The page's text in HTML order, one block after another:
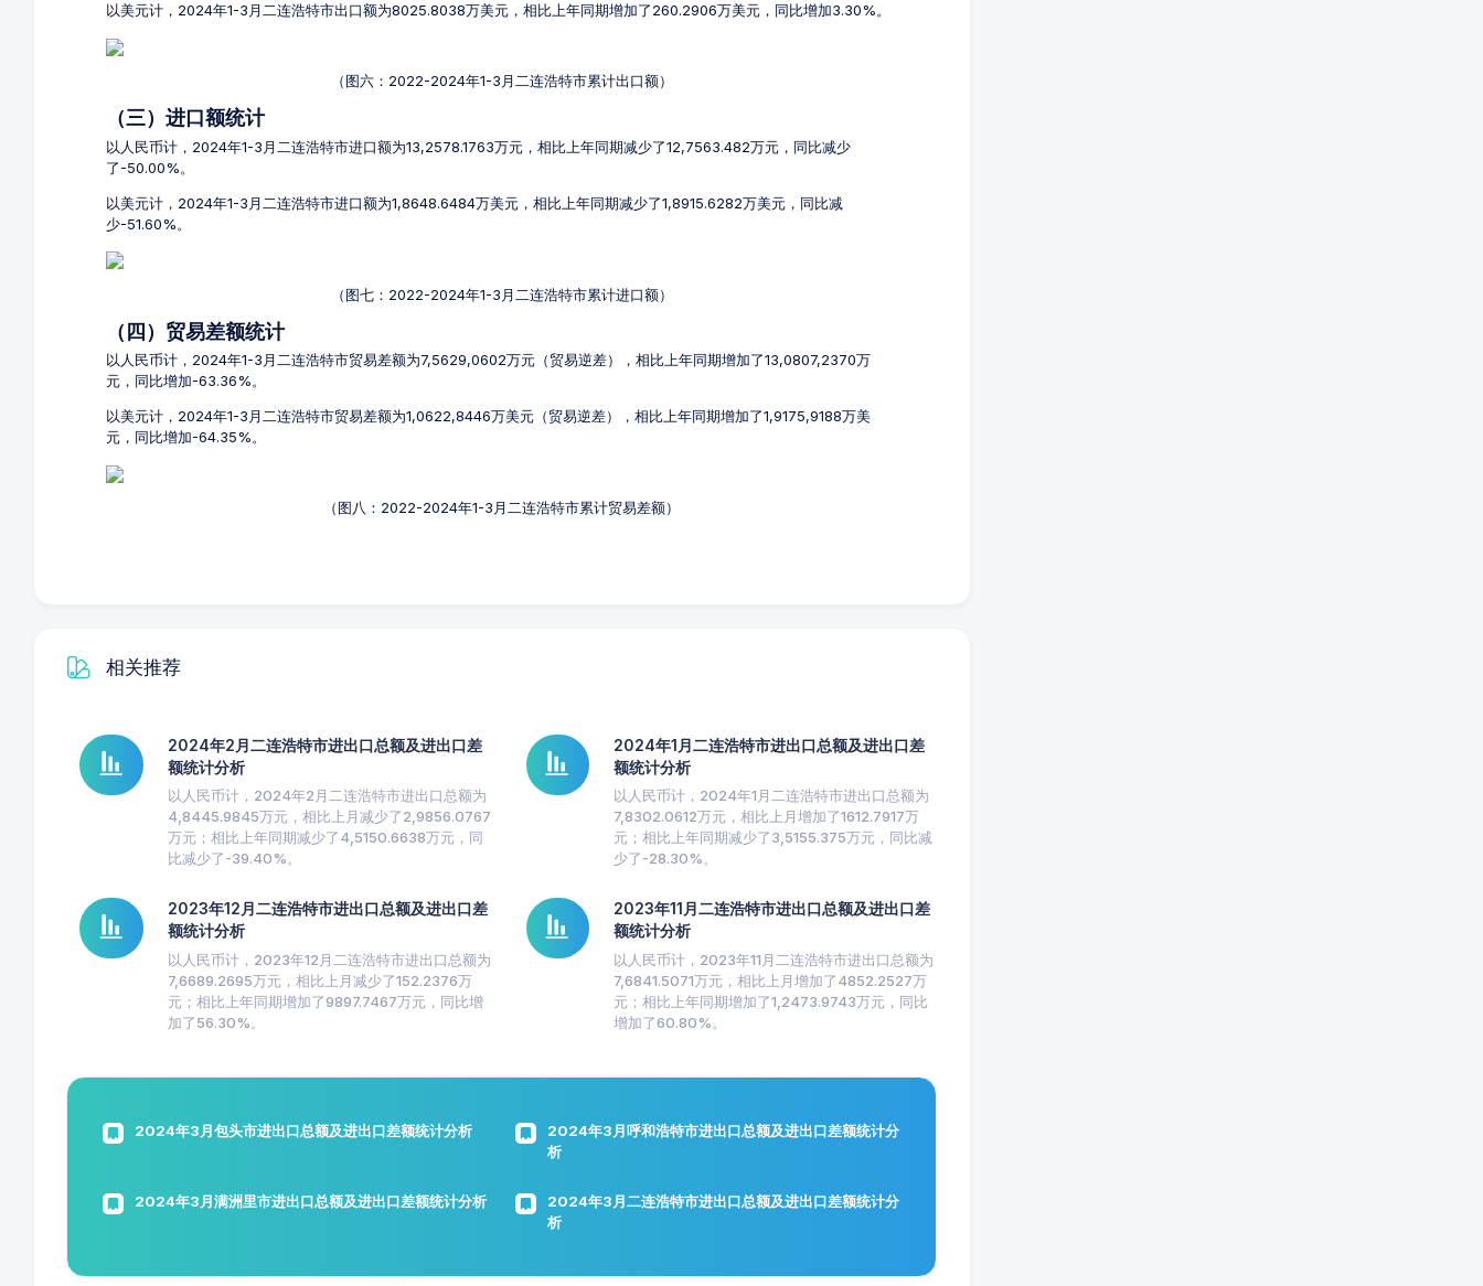
以美元计，2024年1-3月二连浩特市出口额为8025.8038万美元，相比上年同期增加了260.2906万美元，同比增加3.30%。
（图六：2022-2024年1-3月二连浩特市累计出口额）
（三）进口额统计
以人民币计，2024年1-3月二连浩特市进口额为13,2578.1763万元，相比上年同期减少了12,7563.482万元，同比减少
了-50.00%。
以美元计，2024年1-3月二连浩特市进口额为1,8648.6484万美元，相比上年同期减少了1,8915.6282万美元，同比减
少-51.60%。
（图七：2022-2024年1-3月二连浩特市累计进口额）
（四）贸易差额统计
以人民币计，2024年1-3月二连浩特市贸易差额为7,5629,0602万元（贸易逆差），相比上年同期增加了13,0807,2370万
元，同比增加-63.36%。
以美元计，2024年1-3月二连浩特市贸易差额为1,0622,8446万美元（贸易逆差），相比上年同期增加了1,9175,9188万美
元，同比增加-64.35%。
（图八：2022-2024年1-3月二连浩特市累计贸易差额）
相关推荐
2024年2月二连浩特市进出口总额及进出口差
额统计分析
以人民币计，2024年2月二连浩特市进出口总额为
4,8445.9845万元，相比上月减少了2,9856.0767
万元；相比上年同期减少了4,5150.6638万元，同
比减少了-39.40%。
2024年1月二连浩特市进出口总额及进出口差
额统计分析
以人民币计，2024年1月二连浩特市进出口总额为
7,8302.0612万元，相比上月增加了1612.7917万
元；相比上年同期减少了3,5155.375万元，同比减
少了-28.30%。
2023年12月二连浩特市进出口总额及进出口差
额统计分析
以人民币计，2023年12月二连浩特市进出口总额为
7,6689.2695万元，相比上月减少了152.2376万
元；相比上年同期增加了9897.7467万元，同比增
加了56.30%。
2023年11月二连浩特市进出口总额及进出口差
额统计分析
以人民币计，2023年11月二连浩特市进出口总额为
7,6841.5071万元，相比上月增加了4852.2527万
元；相比上年同期增加了1,2473.9743万元，同比
增加了60.80%。
2024年3月包头市进出口总额及进出口差额统计分析
2024年3月呼和浩特市进出口总额及进出口差额统计分
析
2024年3月满洲里市进出口总额及进出口差额统计分析
2024年3月二连浩特市进出口总额及进出口差额统计分
析